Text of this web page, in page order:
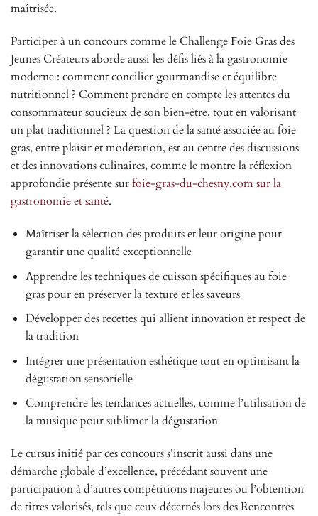
maîtrisée.
Participer à un concours comme le Challenge Foie Gras des
Jeunes Créateurs aborde aussi les défis liés à la gastronomie
moderne : comment concilier gourmandise et équilibre
nutritionnel ? Comment prendre en compte les attentes du
consommateur soucieux de son bien-être, tout en valorisant
un plat traditionnel ? La question de la santé associée au foie
gras, entre plaisir et modération, est au centre des discussions
et des innovations culinaires, comme le montre la réflexion
approfondie présente surfoie-gras-du-chesny.com sur la
gastronomie et santé.
Maîtriser la sélection des produits et leur origine pour
garantir une qualité exceptionnelle
Apprendre les techniques de cuisson spécifiques au foie
gras pour en préserver la texture et les saveurs
Développer des recettes qui allient innovation et respect de
la tradition
Intégrer une présentation esthétique tout en optimisant la
dégustation sensorielle
Comprendre les tendances actuelles, comme l’utilisation de
la musique pour sublimer la dégustation
Le cursus initié par ces concours s’inscrit aussi dans une
démarche globale d’excellence, précédant souvent une
participation à d’autres compétitions majeures ou l’obtention
de titres valorisés, tels que ceux décernés lors des Rencontres